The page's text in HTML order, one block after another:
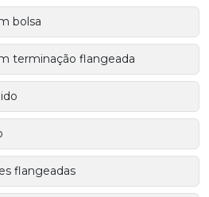
bolsa
terminação flangeada
flangeadas